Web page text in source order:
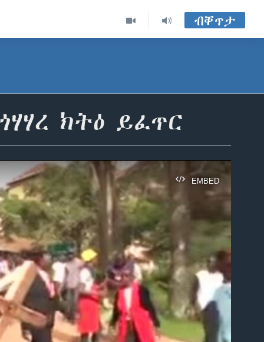
ብቐጥታ
ክትዕ ይፈጥር
EMBED